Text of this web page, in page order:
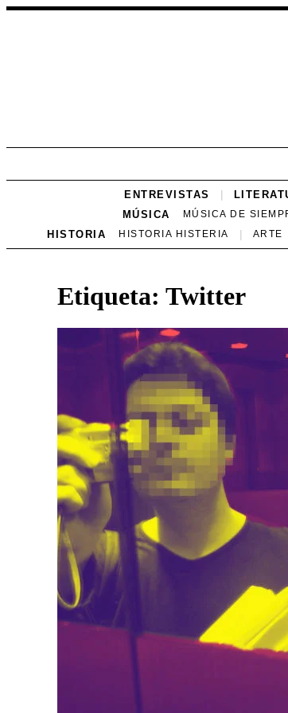
ENTREVISTAS
MÚSICA MÚSICA DE
HISTORIA HISTORIA HISTERIA ARTE
Etiqueta: Twitter